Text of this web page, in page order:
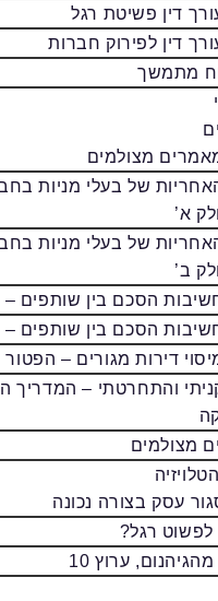
דין פשיטת רגל
דין לפירוק חברות
מתמשך
מצולמים
של בעלי מניות
א’
של בעלי מניות
ב’
הסכם בין שותפים –
הסכם בין שותפים –
דירות מגורים – הפטור
והתחרטתי – המדריך
מצולמים
עסק בצורה נכונה
לפשוט רגל?
ערוץ 10